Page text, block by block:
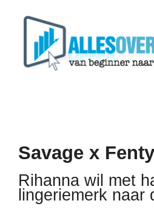
Savage x Fenty
Rihanna wil met
lingeriemerk naar